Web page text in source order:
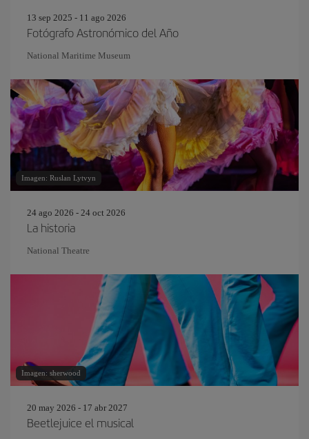
13 sep 2025 - 11 ago 2026
Fotógrafo Astronómico del Año
National Maritime Museum
Imagen: Ruslan Lytvyn
24 ago 2026 - 24 oct 2026
La historia
National Theatre
Imagen: sherwood
20 may 2026 - 17 abr 2027
Beetlejuice el musical